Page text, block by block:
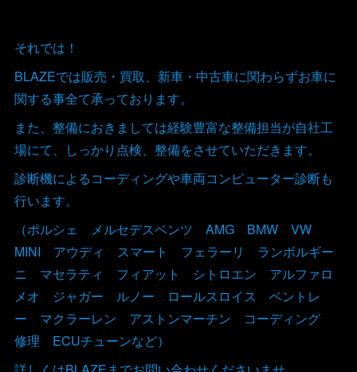
それでは！
BLAZEでは販売・買取、新車・中古車に関わらずお車に
関する事全て承っております。
また、整備におきましては経験豊富な整備担当が自社工
場にて、しっかり点検、整備をさせていただきます。
診断機によるコーディングや車両コンピューター診断も
行います。
（ポルシェ メルセデスベンツ AMG BMW VW
MINI アウディ スマート フェラーリ ランボルギー
ニ マセラティ フィアット シトロエン アルファロ
メオ ジャガー ルノー ロールスロイス ベントレ
ー マクラーレン アストンマーチン コーディング
修理 ECUチューンなど）